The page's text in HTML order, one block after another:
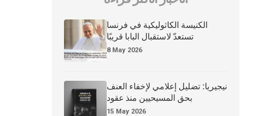
الكنيسة الكاثوليكية في فرنسا
تستعدّ لاستقبال البابا قريبًا
8 May 2026
نيجيريا: تضليل إعلامي لإخفاء العنف
بحق المسيحيين منذ عقود
15 May 2026